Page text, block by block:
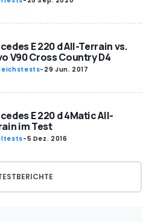
E 220 d All-Terrain vs.
V90 Cross Country D4
- 29 Jun. 2017
E 220 d 4Matic All-
im Test
-5 Dez. 2016